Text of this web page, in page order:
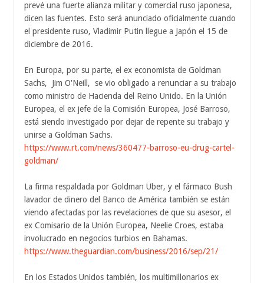
prevé una fuerte alianza militar y comercial ruso japonesa,
dicen las fuentes. Esto será anunciado oficialmente cuando
el presidente ruso, Vladimir Putin llegue a Japón el 15 de
diciembre de 2016.
En Europa, por su parte, el ex economista de Goldman
Sachs, Jim O'Neill, se vio obligado a renunciar a su trabajo
como ministro de Hacienda del Reino Unido. En la Unión
Europea, el ex jefe de la Comisión Europea, José Barroso,
está siendo investigado por dejar de repente su trabajo y
unirse a Goldman Sachs.
https://www.rt.com/news/360477-barroso-eu-drug-cartel-
goldman/
La firma respaldada por Goldman Uber, y el fármaco Bush
lavador de dinero del Banco de América también se están
viendo afectadas por las revelaciones de que su asesor, el
ex Comisario de la Unión Europea, Neelie Croes, estaba
involucrado en negocios turbios en Bahamas.
https://www.theguardian.com/business/2016/sep/21/
En los Estados Unidos también, los multimillonarios ex